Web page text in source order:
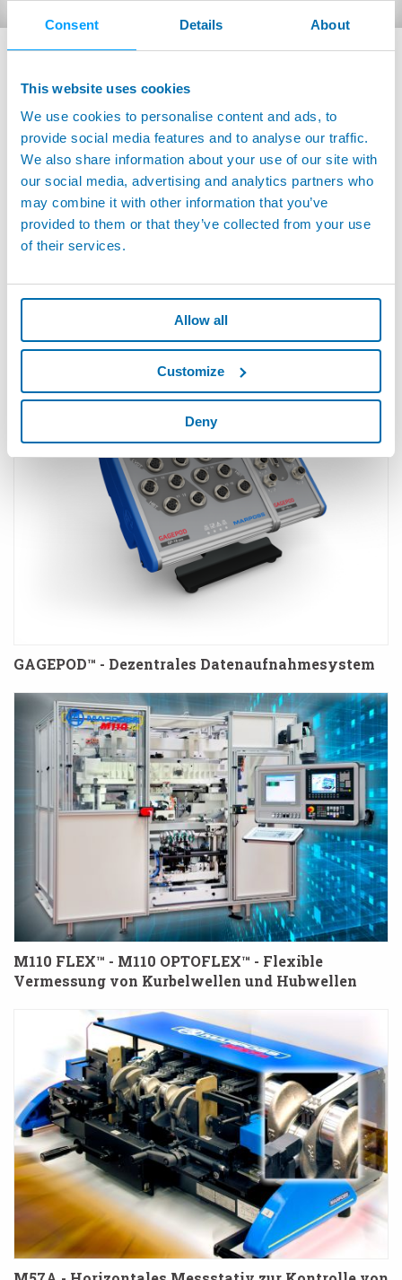
Consent Details About
This website uses cookies
We use cookies to personalise content and ads, to
provide social media features and to analyse our traffic.
We also share information about your use of our site with
our social media, advertising and analytics partners who
may combine it with other information that you’ve
provided to them or that they’ve collected from your use
of their services.
Allow all
Customize
Deny
E9066T™ - Lüfterloser Industrie-Panel-PC
GAGEPOD™ - Dezentrales Datenaufnahmesystem
M110 FLEX™ - M110 OPTOFLEX™ - Flexible
Vermessung von Kurbelwellen und Hubwellen